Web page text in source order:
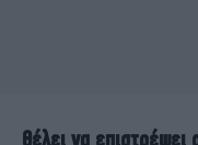
Θέλει να